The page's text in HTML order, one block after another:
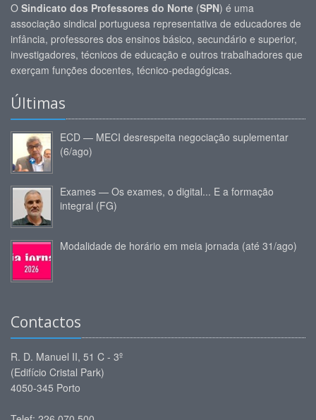
O Sindicato dos Professores do Norte (SPN) é uma
associação sindical portuguesa representativa de educadores de
infância, professores dos ensinos básico, secundário e superior,
investigadores, técnicos de educação e outros trabalhadores que
exerçam funções docentes, técnico-pedagógicas.
Últimas
ECD — MECI desrespeita negociação suplementar
(6/ago)
Exames — Os exames, o digital... E a formação
integral (FG)
Modalidade de horário em meia jornada (até 31/ago)
Contactos
R. D. Manuel II, 51 C - 3º
(Edifício Cristal Park)
4050-345 Porto